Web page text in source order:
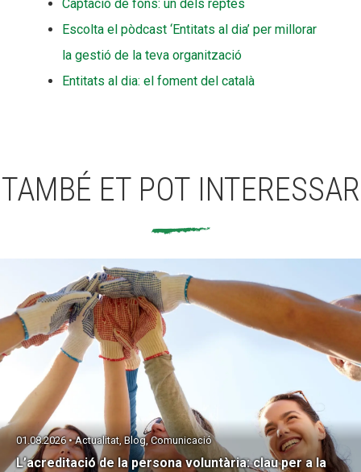
Captació de fons: un dels reptes
Escolta el pòdcast ‘Entitats al dia’ per millorar
la gestió de la teva organització
Entitats al dia: el foment del català
TAMBÉ ET POT INTERESSAR
L’acreditació de la persona voluntària: clau per a la
01.08.2026 • Actualitat, Blog, Comunicació